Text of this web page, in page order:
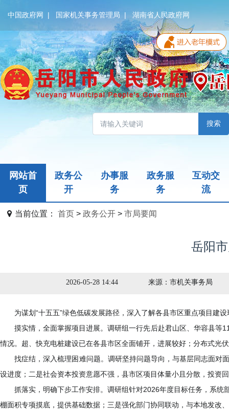
中国政府网 | 国家机关事务管理局 |湖南省人民政府网
搜索
无障碍模式
网站首
页
政务公
开
办事服
务
政务服
务
互动交
流
当前位置： 首页> 政务公开> 市局要闻
岳阳
2026-05-28 14:44 来源： 市机关事务局
为谋划“十五五”绿色低碳发展路径，深入了解各县市区重点项目建
摸实情，全面掌握项目进展。调研组一行先后赴君山区、华容县等
情况。超、快充电桩建设已在各县市区全面铺开，进展较好；分布式光
找症结，深入梳理困难问题。调研坚持问题导向，与基层同志面对
设进度；二是社会资本投资意愿不强，县市区项目体量小且分散，投资
抓落实，明确下步工作安排。调研组针对2026年度目标任务，系统
棚面积专项摸底，提供基础数据；三是强化部门协同联动，与本地发改